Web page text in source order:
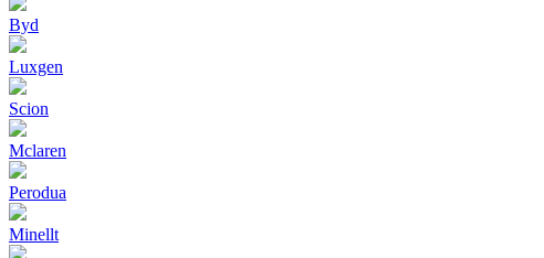
Byd
Luxgen
Scion
Mclaren
Perodua
Minellt